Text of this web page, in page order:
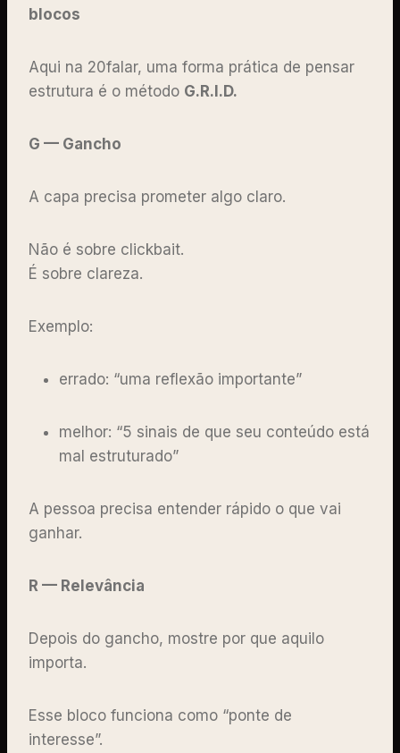
blocos
Aqui na 20falar, uma forma prática de pensar
estrutura é o método G.R.I.D.
G — Gancho
A capa precisa prometer algo claro.
Não é sobre clickbait.
É sobre clareza.
Exemplo:
errado: “uma reflexão importante”
melhor: “5 sinais de que seu conteúdo está
mal estruturado”
A pessoa precisa entender rápido o que vai
ganhar.
R — Relevância
Depois do gancho, mostre por que aquilo
importa.
Esse bloco funciona como “ponte de
interesse”.